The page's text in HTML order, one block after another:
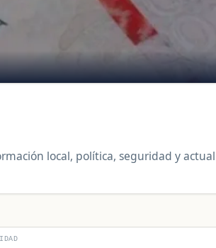
local, política, seguridad y